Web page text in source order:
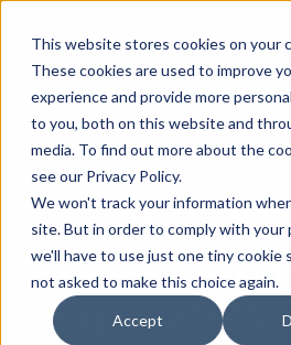
This website stores cookies on your
These cookies are used to improve
experience and provide more
to you, both on this website and
media. To find out more about the
see our Privacy Policy.
We won't track your information
site. But in order to comply with your
we'll have to use just one tiny cookie
not asked to make this choice again.
Accept
Conheça a
equipa
Vacation
Expo 2024